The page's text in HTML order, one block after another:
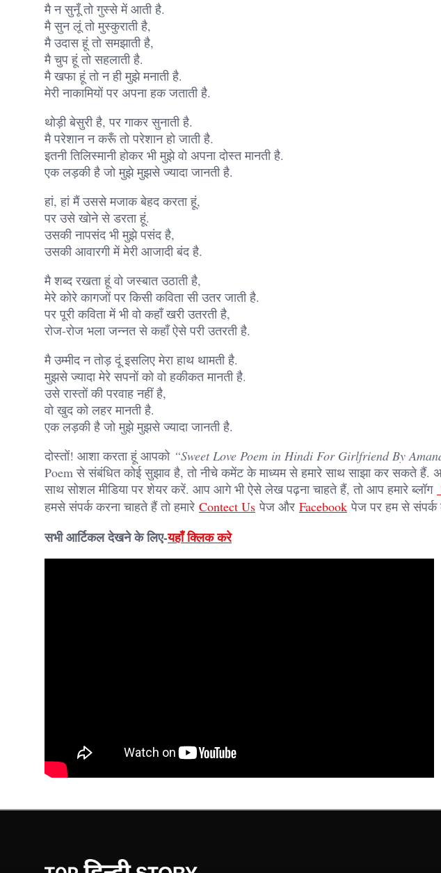
मै न सुनूँ तो गुस्से में आती है.
मै सुन लूं तो मुस्कुराती है,
मै उदास हूं तो समझाती है,
मै चुप हूं तो सहलाती है.
मै खफा हूं तो न ही मुझे मनाती है.
मेरी नाकामियों पर अपना हक जताती है.
थोड़ी बेसुरी है, पर गाकर सुनाती है.
मै परेशान न करूँ तो परेशान हो जाती है.
इतनी तिलिस्मानी होकर भी मुझे वो अपना दोस्त मानती है.
एक लड़की है जो मुझे मुझसे ज्यादा जानती है.
हां, हां मैं उससे मजाक बेहद करता हूं,
पर उसे खोने से डरता हूं.
उसकी नापसंद भी मुझे पसंद है,
उसकी आवारगी में मेरी आजादी बंद है.
मै शब्द रखता हूं वो जस्बात उठाती है,
मेरे कोरे कागजों पर किसी कविता सी उतर जाती है.
पर पूरी कविता में भी वो कहाँ खरी उतरती है,
रोज-रोज भला जन्नत से कहाँ ऐसे परी उतरती है.
मै उम्मीद न तोड़ दूं इसलिए मेरा हाथ थामती है.
मुझसे ज्यादा मेरे सपनों को वो हकीकत मानती है.
उसे रास्तों की परवाह नहीं है,
वो खुद को लहर मानती है.
एक लड़की है जो मुझे मुझसे ज्यादा जानती है.
दोस्तों! आशा करता हूं आपको “Sweet Love Poem in Hindi For Girlfriend By
Poem से संबंधित कोई सुझाव है, तो नीचे कमेंट के माध्यम से हमारे साथ साझा कर सकते हैं.
साथ सोशल मीडिया पर शेयर करें. आप आगे भी ऐसे लेख पढ़ना चाहते हैं, तो आप हमारे ब्लॉग
हमसे संपर्क करना चाहते हैं तो हमारे Contect Us पेज और Facebook पेज पर हम से
सभी आर्टिकल देखने के लिए-यहाँ क्लिक करे